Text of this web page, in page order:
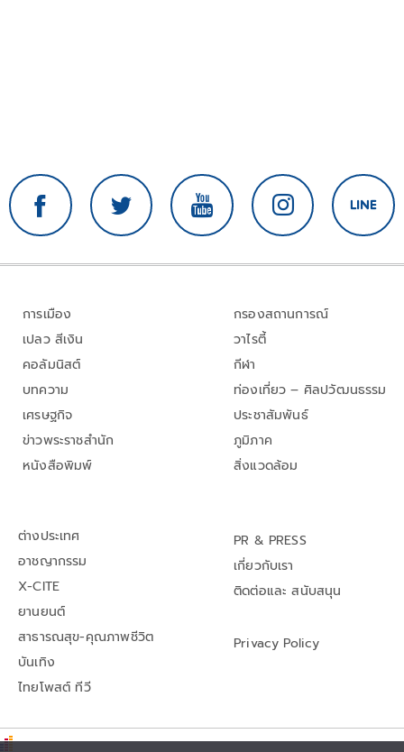
การเมือง
เปลว สีเงิน
คอลัมนิสต์
บทความ
เศรษฐกิจ
ข่าวพระราชสำนัก
หนังสือพิมพ์
กรองสถานการณ์
วาไรตี้
กีฬา
ท่องเที่ยว – ศิลปวัฒนธรรม
ประชาสัมพันธ์
ภูมิภาค
สิ่งแวดล้อม
ต่างประเทศ
อาชญากรรม
X-CITE
ยานยนต์
สาธารณสุข-คุณภาพชีวิต
บันเทิง
ไทยโพสต์ ทีวี
PR & PRESS
เกี่ยวกับเรา
ติดต่อและ สนับสนุน
Privacy Policy